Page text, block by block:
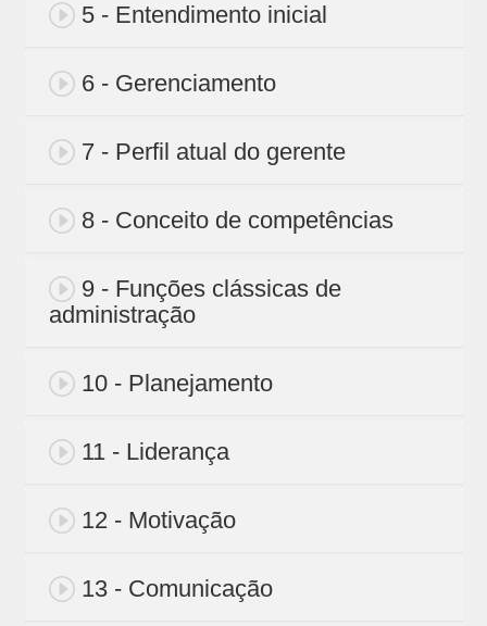
5 - Entendimento inicial
6 - Gerenciamento
7 - Perfil atual do gerente
8 - Conceito de competências
9 - Funções clássicas de
administração
10 - Planejamento
11 - Liderança
12 - Motivação
13 - Comunicação